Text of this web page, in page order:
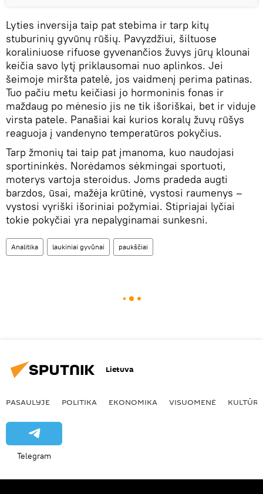
Lyties inversija taip pat stebima ir tarp kitų
stuburinių gyvūnų rūšių. Pavyzdžiui, šiltuose
koraliniuose rifuose gyvenančios žuvys jūrų klounai
keičia savo lytį priklausomai nuo aplinkos. Jei
šeimoje miršta patelė, jos vaidmenį perima patinas.
Tuo pačiu metu keičiasi jo hormoninis fonas ir
maždaug po mėnesio jis ne tik išoriškai, bet ir viduje
virsta patele. Panašiai kai kurios koralų žuvų rūšys
reaguoja į vandenyno temperatūros pokyčius.
Tarp žmonių tai taip pat įmanoma, kuo naudojasi
sportininkės. Norėdamos sėkmingai sportuoti,
moterys vartoja steroidus. Joms pradeda augti
barzdos, ūsai, mažėja krūtinė, vystosi raumenys –
vystosi vyriški išoriniai požymiai. Stipriajai lyčiai
tokie pokyčiai yra nepalyginamai sunkesni.
Analitika laukiniai gyvūnai paukščiai
Lietuva
PASAULYJE POLITIKA EKONOMIKA VISUOMENĖ KULTŪRA
Telegram